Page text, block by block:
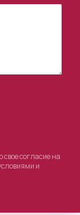
согласие на
и